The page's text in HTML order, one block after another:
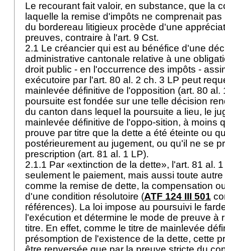
Le recourant fait valoir, en substance, que la
laquelle la remise d'impôts ne comprenait
du bordereau litigieux procède d'une
preuves, contraire à l'art. 9 Cst.
2.1 Le créancier qui est au bénéfice d'une
administrative cantonale relative à une
droit public - en l'occurrence des impôts -
exécutoire par l'art. 80 al. 2 ch. 3 LP peut
mainlevée définitive de l'opposition (art. 80 al.
poursuite est fondée sur une telle décision
du canton dans lequel la poursuite a lieu, le
mainlevée définitive de l'oppo-sition, à moins
prouve par titre que la dette a été éteinte ou
postérieurement au jugement, ou qu'il ne se
prescription (art. 81 al. 1 LP).
2.1.1 Par «extinction de la dette», l'art. 81 al.
seulement le paiement, mais aussi toute
comme la remise de dette, la compensation
d'une condition résolutoire (ATF 124 III 501
références). La loi impose au poursuivi le
l'exécution et détermine le mode de preuve à
titre. En effet, comme le titre de mainlevée
présomption de l'existence de la dette, cette